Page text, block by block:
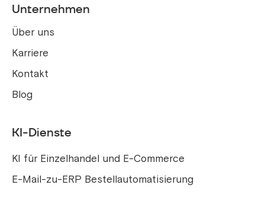
Unternehmen
Über uns
Karriere
Kontakt
Blog
KI-Dienste
KI für Einzelhandel und E-Commerce
E-Mail-zu-ERP Bestellautomatisierung